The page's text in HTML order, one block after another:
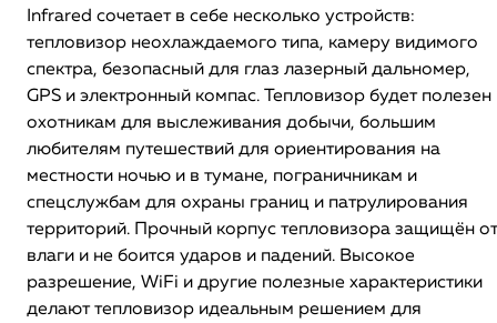
Infrared сочетает в себе несколько устройств:
тепловизор неохлаждаемого типа, камеру видимого
спектра, безопасный для глаз лазерный дальномер,
GPS и электронный компас. Тепловизор будет полезен
охотникам для выслеживания добычи, большим
любителям путешествий для ориентирования на
местности ночью и в тумане, пограничникам и
спецслужбам для охраны границ и патрулирования
территорий. Прочный корпус тепловизора защищён от
влаги и не боится ударов и падений. Высокое
разрешение, WiFi и другие полезные характеристики
делают тепловизор идеальным решением для